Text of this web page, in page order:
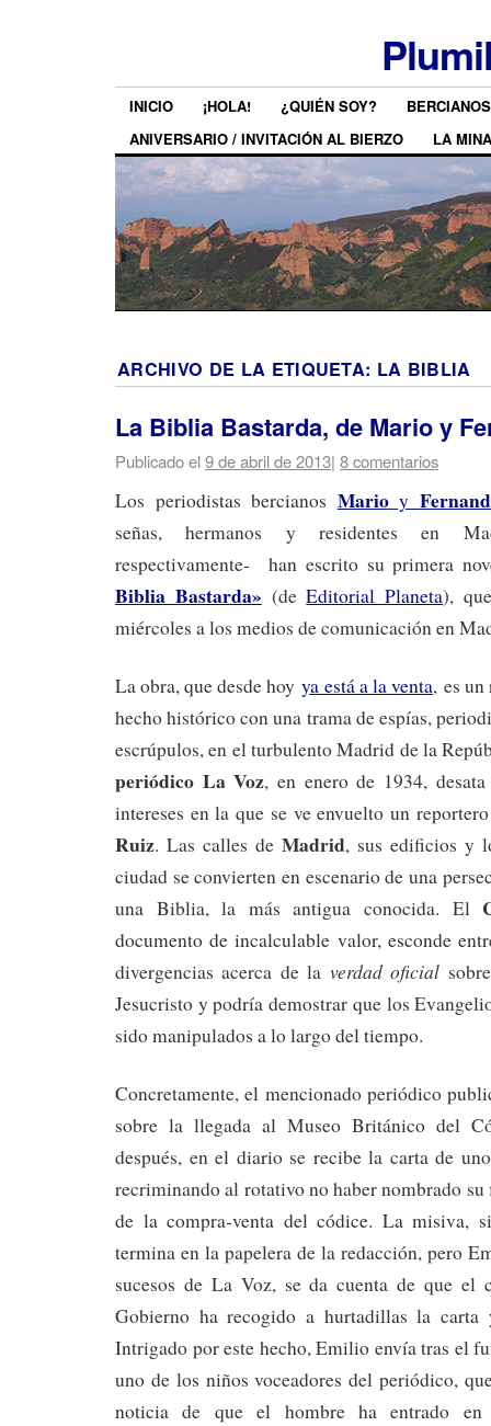
INICIO ¡HOLA! ¿QUIÉN SOY?
ANIVERSARIO / INVITACIÓN AL BIERZO
LA MINA
ARCHIVO DE LA ETIQUETA: LA BIBLIA
La Biblia Bastarda, de Mario y
Publicado el9 de abril de 2013| 8 comentarios
Los periodistas bercianos Marioy
señas, hermanos y residentes en
respectivamente- han escrito su primera
Biblia Bastarda» (deEditorial Planeta),
miércoles a los medios de comunicación en
La obra, que desde hoyya está a la venta, es un
hecho histórico con una trama de espías,
escrúpulos, en el turbulento Madrid de la
periódico La Voz, en enero de 1934,
intereses en la que se ve envuelto un
Ruiz. Las calles deMadrid, sus edificios y
ciudad se convierten en escenario de una
una Biblia, la más antigua conocida. El
documento de incalculable valor, esconde
divergencias acerca de la verdad oficial
Jesucristo y podría demostrar que los
sido manipulados a lo largo del tiempo.
Concretamente, el mencionado periódico
sobre la llegada al Museo Británico del
después, en el diario se recibe la carta de
recriminando al rotativo no haber nombrado su
de la compra-venta del códice. La misiva,
termina en la papelera de la redacción, pero
sucesos de La Voz, se da cuenta de que el
Gobierno ha recogido a hurtadillas la carta
Intrigado por este hecho, Emilio envía tras el
uno de los niños voceadores del periódico,
noticia de que el hombre ha entrado